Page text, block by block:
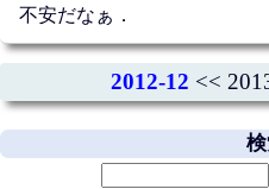
不安だなぁ．
2012-12 <<